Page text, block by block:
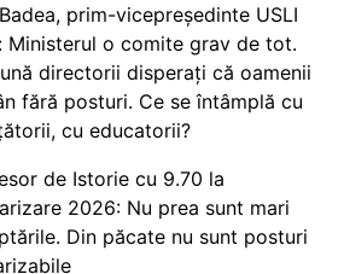
prim-vicepreședinte USLI
Ministerul o comite grav de tot.
directorii disperați că oamenii
fără posturi. Ce se întâmplă cu
cu educatorii?
de Istorie cu 9.70 la
2026: Nu prea sunt mari
Din păcate nu sunt posturi